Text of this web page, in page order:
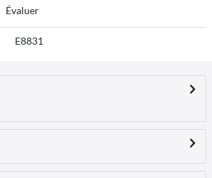
Évaluer
E8831